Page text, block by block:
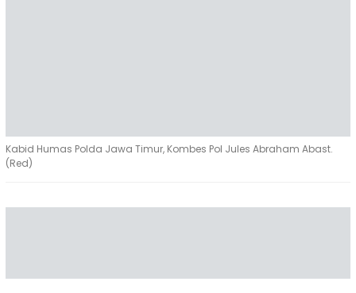
Kabid Humas Polda Jawa Timur, Kombes Pol Jules Abraham Abast.
(Red)